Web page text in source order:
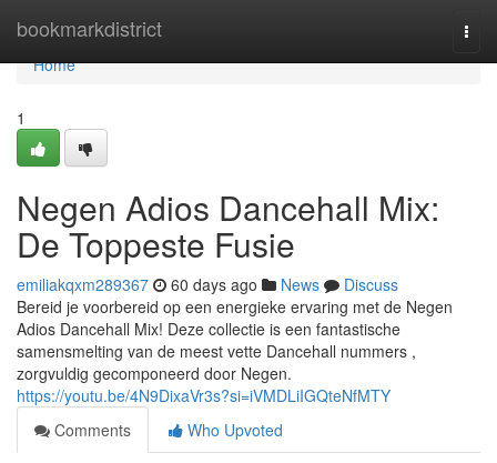
bookmarkdistrict
Home
Home
1
Negen Adios Dancehall Mix:
De Toppeste Fusie
emiliakqxm289367 60 days ago News
Discuss
Bereid je voorbereid op een energieke ervaring met de Negen
Adios Dancehall Mix! Deze collectie is een fantastische
samensmelting van de meest vette Dancehall nummers ,
zorgvuldig gecomponeerd door Negen.
https://youtu.be/4N9DixaVr3s?si=iVMDLiIGQteNfMTY
Comments
Who Upvoted